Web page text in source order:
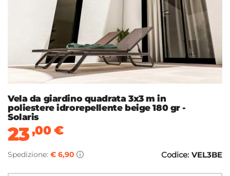
Vela da giardino quadrata 3x3 m in
poliestere idrorepellente beige 180 gr -
Solaris
23,00€
Spedizione: € 6,90 Codice: VEL3BE